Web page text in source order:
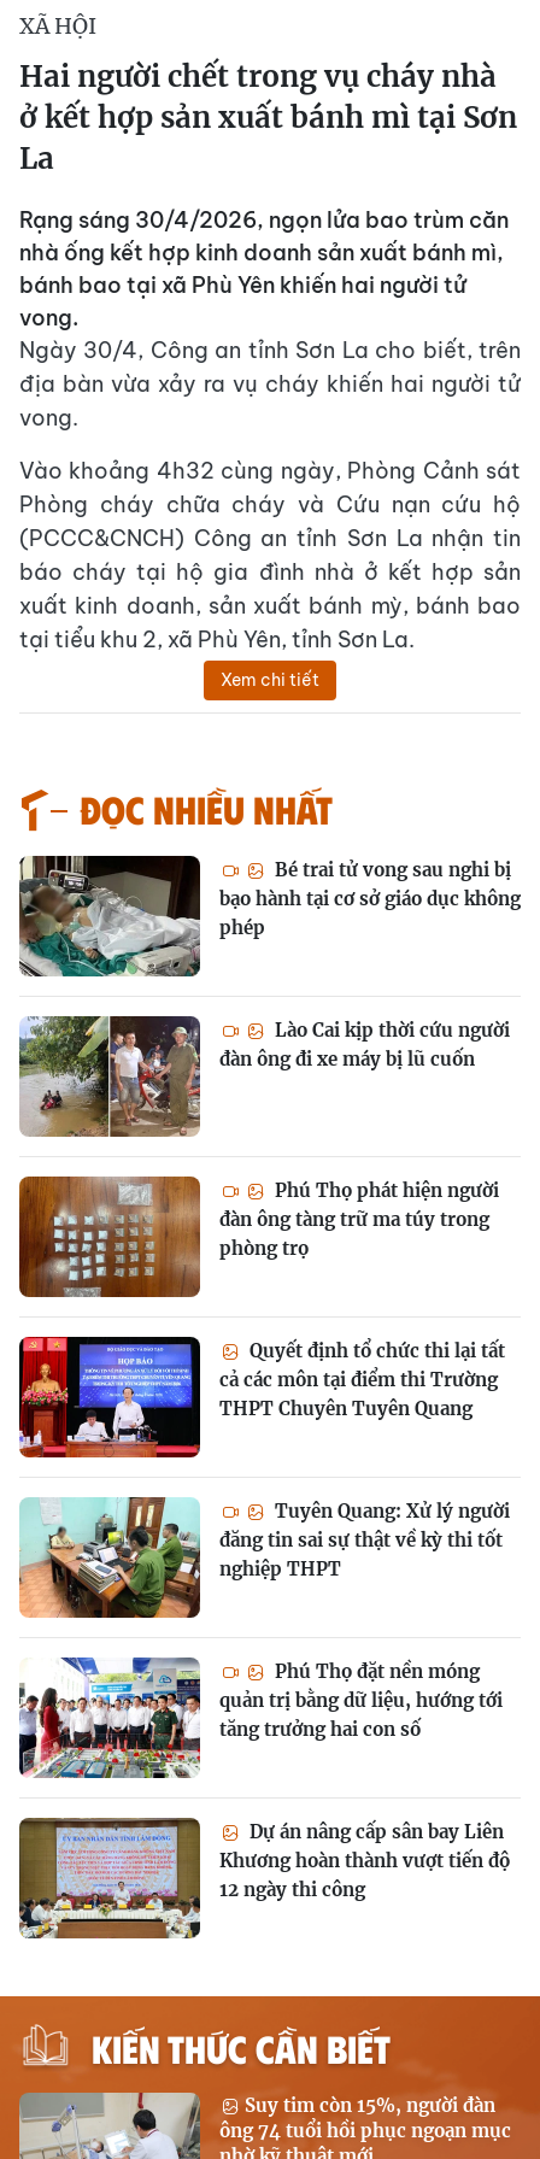
XÃ HỘI
Hai người chết trong vụ cháy nhà
ở kết hợp sản xuất bánh mì tại Sơn
La
Rạng sáng 30/4/2026, ngọn lửa bao trùm căn
nhà ống kết hợp kinh doanh sản xuất bánh mì,
bánh bao tại xã Phù Yên khiến hai người tử
vong.
Ngày 30/4, Công an tỉnh Sơn La cho biết, trên
địa bàn vừa xảy ra vụ cháy khiến hai người tử
vong.
Vào khoảng 4h32 cùng ngày, Phòng Cảnh sát
Phòng cháy chữa cháy và Cứu nạn cứu hộ
(PCCC&CNCH) Công an tỉnh Sơn La nhận tin
báo cháy tại hộ gia đình nhà ở kết hợp sản
xuất kinh doanh, sản xuất bánh mỳ, bánh bao
tại tiểu khu 2, xã Phù Yên, tỉnh Sơn La.
Xem chi tiết
Đọc nhiều nhất
Bé trai tử vong sau nghi bị
bạo hành tại cơ sở giáo dục không
phép
Lào Cai kịp thời cứu người
đàn ông đi xe máy bị lũ cuốn
Phú Thọ phát hiện người
đàn ông tàng trữ ma túy trong
phòng trọ
Quyết định tổ chức thi lại tất
cả các môn tại điểm thi Trường
THPT Chuyên Tuyên Quang
Tuyên Quang: Xử lý người
đăng tin sai sự thật về kỳ thi tốt
nghiệp THPT
Phú Thọ đặt nền móng
quản trị bằng dữ liệu, hướng tới
tăng trưởng hai con số
Dự án nâng cấp sân bay Liên
Khương hoàn thành vượt tiến độ
12 ngày thi công
KIẾN THỨC CẦN BIẾT
Suy tim còn 15%, người đàn
ông 74 tuổi hồi phục ngoạn mục